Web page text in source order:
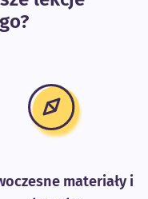
materiały i